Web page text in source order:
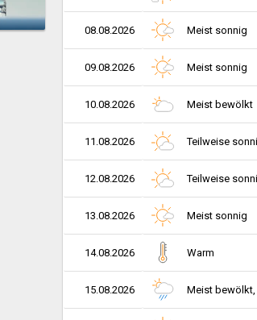
08.08.2026 Meist sonnig
09.08.2026 Meist sonnig
10.08.2026 Meist bewölkt
11.08.2026 Teilweise
12.08.2026 Teilweise
13.08.2026 Meist sonnig
14.08.2026 Warm
15.08.2026 Meist bewölkt,